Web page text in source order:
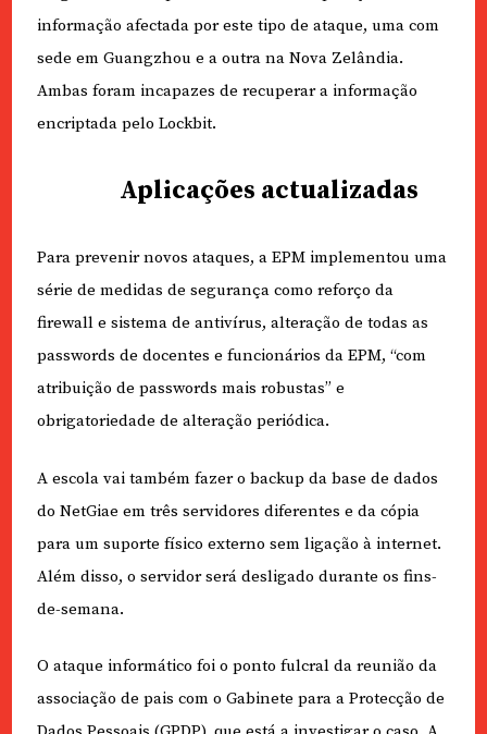
informação afectada por este tipo de ataque, uma com
sede em Guangzhou e a outra na Nova Zelândia.
Ambas foram incapazes de recuperar a informação
encriptada pelo Lockbit.
Aplicações actualizadas
Para prevenir novos ataques, a EPM implementou uma
série de medidas de segurança como reforço da
firewall e sistema de antivírus, alteração de todas as
passwords de docentes e funcionários da EPM, “com
atribuição de passwords mais robustas” e
obrigatoriedade de alteração periódica.
A escola vai também fazer o backup da base de dados
do NetGiae em três servidores diferentes e da cópia
para um suporte físico externo sem ligação à internet.
Além disso, o servidor será desligado durante os fins-
de-semana.
O ataque informático foi o ponto fulcral da reunião da
associação de pais com o Gabinete para a Protecção de